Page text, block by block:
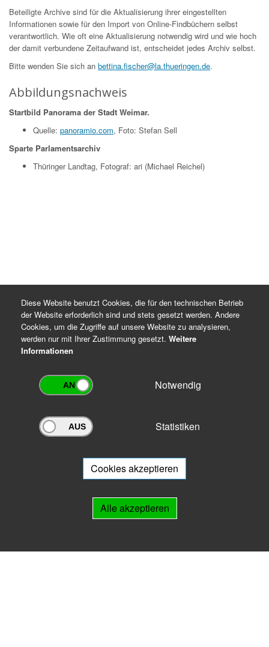
Beteiligte Archive sind für die Aktualisierung ihrer eingestellten
Informationen sowie für den Import von Online-Findbüchern selbst
verantwortlich. Wie oft eine Aktualisierung notwendig wird und wie hoch
der damit verbundene Zeitaufwand ist, entscheidet jedes Archiv selbst.
Bitte wenden Sie sich an bettina.fischer@la.thueringen.de.
Abbildungsnachweis
Startbild Panorama der Stadt Weimar.
Quelle: panoramio.com, Foto: Stefan Sell
Sparte Parlamentsarchiv
Thüringer Landtag, Fotograf: ari (Michael Reichel)
Archivportal Thüringen
Ihnen beratend zur Seite.
Diese Website benutzt Cookies, die für den technischen Betrieb
der Website erforderlich sind und stets gesetzt werden. Andere
Cookies, um die Zugriffe auf unsere Website zu analysieren,
werden nur mit Ihrer Zustimmung gesetzt. Weitere
Informationen
Notwendig
Statistiken
Cookies akzeptieren
Alle akzeptieren